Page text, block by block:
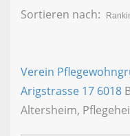
Sortieren nach:
Verein
Arigstrasse 17 6018
Altersheim,